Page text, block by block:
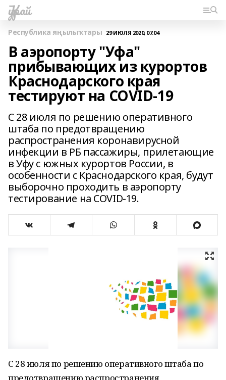
Ҡурай
Республика яңылыҡтары 29 ИЮЛЯ 2020, 07:04
В аэропорту "Уфа"
прибывающих из курортов
Краснодарского края
тестируют на COVID-19
С 28 июля по решению оперативного
штаба по предотвращению
распространения коронавирусной
инфекции в РБ пассажиры, прилетающие
в Уфу с южных курортов России, в
особенности с Краснодарского края, будут
выборочно проходить в аэропорту
тестирование на COVID-19.
С 28 июля по решению оперативного штаба по